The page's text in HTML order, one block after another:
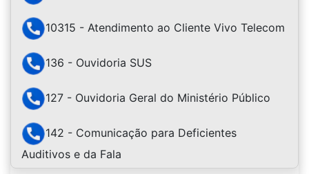
10315 - Atendimento ao Cliente Vivo Telecom
136 - Ouvidoria SUS
127 - Ouvidoria Geral do Ministério Público
142 - Comunicação para Deficientes
Auditivos e da Fala